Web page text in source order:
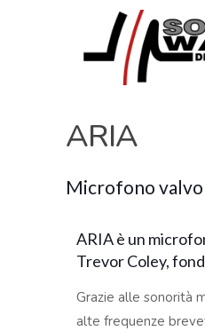
ARIA
Microfono
ARIA è un
Trevor Coley,
Grazie alle sonorità
alte frequenze